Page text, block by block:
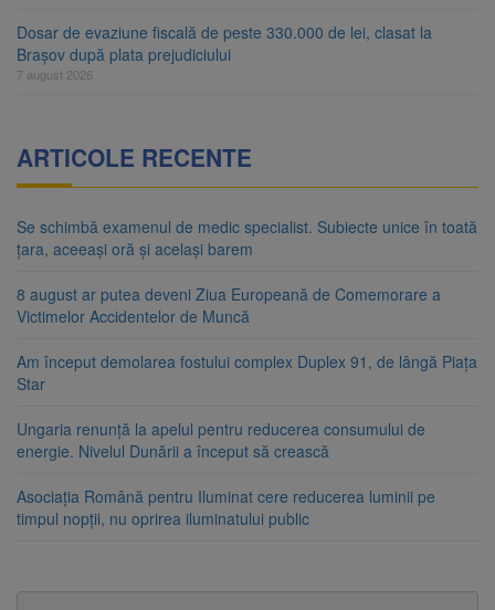
Dosar de evaziune fiscală de peste 330.000 de lei, clasat la
Brașov după plata prejudiciului
7 august 2026
ARTICOLE RECENTE
Se schimbă examenul de medic specialist. Subiecte unice în toată
țara, aceeași oră și același barem
8 august ar putea deveni Ziua Europeană de Comemorare a
Victimelor Accidentelor de Muncă
Am început demolarea fostului complex Duplex 91, de lângă Piața
Star
Ungaria renunță la apelul pentru reducerea consumului de
energie. Nivelul Dunării a început să crească
Asociația Română pentru Iluminat cere reducerea luminii pe
timpul nopții, nu oprirea iluminatului public